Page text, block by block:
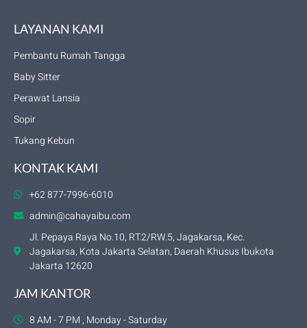
LAYANAN KAMI
Pembantu Rumah Tangga
Baby Sitter
Perawat Lansia
Sopir
Tukang Kebun
KONTAK KAMI
+62 877-7996-6010
admin@cahayaibu.com
Jl. Pepaya Raya No.10, RT.2/RW.5, Jagakarsa, Kec.
Jagakarsa, Kota Jakarta Selatan, Daerah Khusus Ibukota
Jakarta 12620
JAM KANTOR
8 AM - 7 PM , Monday - Saturday